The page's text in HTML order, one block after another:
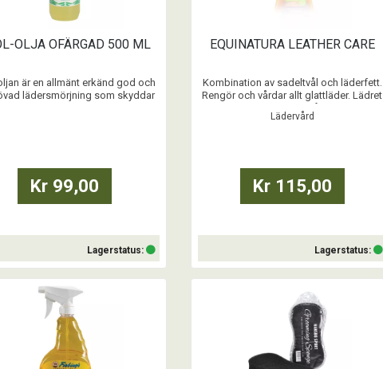
OLJA OFÄRGAD 500 ML
är en allmänt erkänd god och
lädersmörjning som skyddar
Kr 99,00
Lagerstatus:
Köp
EQUINATURA LEATHER CARE
Kombination av sadeltvål och läderfett.
Rengör och vårdar allt glattläder. Lädret
fettas in, skyddas och håller länge. Ger
en vacker, naturlig glans.
Lädervård
Kr 115,00
Lagerstatus:
Köp